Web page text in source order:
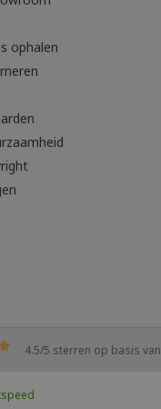
ophalen
4.5/5 sterren op basis van